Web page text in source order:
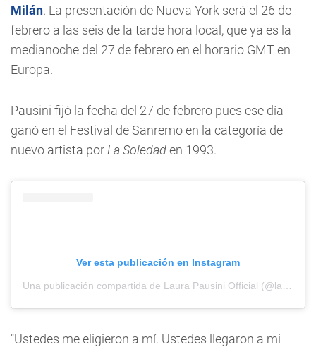
Milán. La presentación de Nueva York será el 26 de
febrero a las seis de la tarde hora local, que ya es la
medianoche del 27 de febrero en el horario GMT en
Europa.
Pausini fijó la fecha del 27 de febrero pues ese día
ganó en el Festival de Sanremo en la categoría de
nuevo artista por La Soledaden 1993.
Ver esta publicación en Instagram
"Ustedes me eligieron a mí. Ustedes llegaron a mi